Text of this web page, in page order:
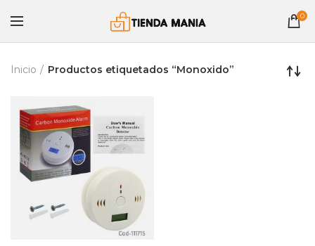
0
Inicio Productos etiquetados “Monoxido”